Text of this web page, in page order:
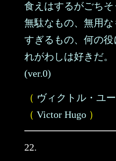
食えはするがごちそ
無駄なもの、無用
すぎるもの、何の
れがわしは好きだ。
(ver.0)
（ ヴィクトル・ユ
（ Victor Hugo ）
22.